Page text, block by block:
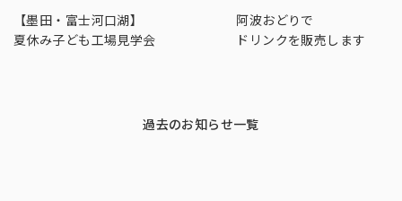
【墨田・富士河口湖】
夏休み子ども工場見学会
阿波おどりで
ドリンクを販売します
過去のお知らせ一覧